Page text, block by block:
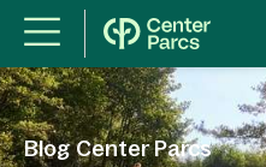
Blog Center Parcs